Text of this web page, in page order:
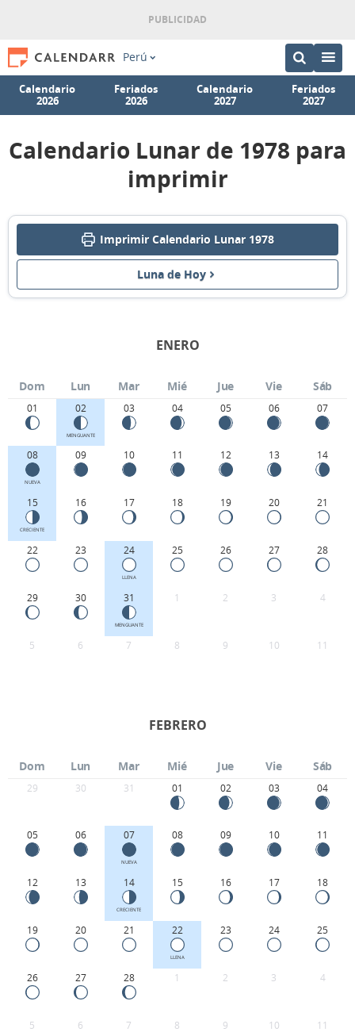
Perú
Calendario
2026
Feriados
2026
Calendario
2027
Feriados
2027
Calendario Lunar de 1978 para
imprimir
Imprimir Calendario Lunar 1978
Luna de Hoy
ENERO
Dom Lun Mar Mié Jue Vie Sáb
01 02
MENGUANTE
03 04 05 06 07
08
NUEVA
09 10 11 12 13 14
15
CRECIENTE
16 17 18 19 20 21
22 23 24
LLENA
25 26 27 28
29 30 31
MENGUANTE
1 2 3 4
5 6 7 8 9 10 11
FEBRERO
Dom Lun Mar Mié Jue Vie Sáb
29 30 31 01 02 03 04
05 06 07
NUEVA
08 09 10 11
12 13 14
CRECIENTE
15 16 17 18
19 20 21 22
LLENA
23 24 25
26 27 28 1 2 3 4
5 6 7 8 9 10 11